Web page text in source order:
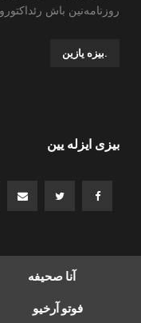
روزنامه‌نین باش
.بیزه یازین
بیزی ایزله یین
آنا صحیفه
فوتو آرخیو